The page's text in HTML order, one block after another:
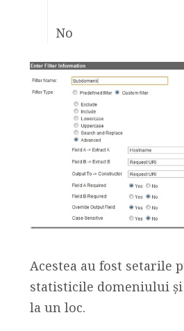
No
Acestea au fost setarile
statisticile domeniului
la un loc.